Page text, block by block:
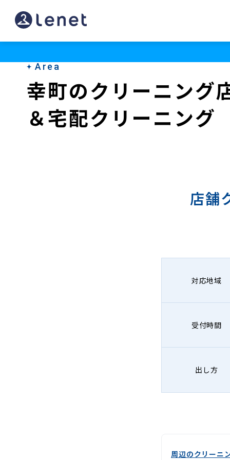
幸
町
Area
幸町のクリーニング
＆宅配クリーニング
店舗
対応地域
受付時間
出し方
周辺のクリーニ